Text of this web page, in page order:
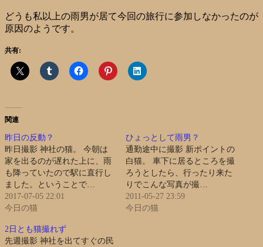
どうも私以上の雨男が居て今回の旅行に参加しなかったのが
原因のようです。
共有:
関連
昨日の反動？
昨日撮影 神社の猫。 今朝は
家を出るのが遅れた上に、雨
も降っていたので駅に直行し
ました。ということで…
2017-07-05 22:01
今日の猫
ひょっとして雨男？
通勤途中に撮影 新ポイントの
白猫。 車下に居るところを撮
ろうとしたら、行ったり来た
りでこんな写真が撮…
2011-05-27 23:59
今日の猫
2日とも猫撮れず
先週撮影 神社を出てすぐの民